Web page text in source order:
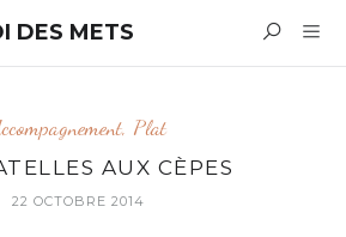
DES METS
, Plat
AUX CÈPES
22 OCTOBRE 2014